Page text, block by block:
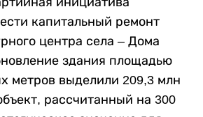
капитальный ремонт
центра села – Дома
здания площадью
метров выделили 209,3 млн
рассчитанный на 300